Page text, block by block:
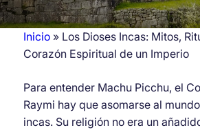
Ruta
de
navegación
Inicio
Los Dioses Incas: Mitos,
Corazón Espiritual de un Imperio
Para entender Machu Picchu, el
Raymi hay que asomarse al
incas. Su religión no era un